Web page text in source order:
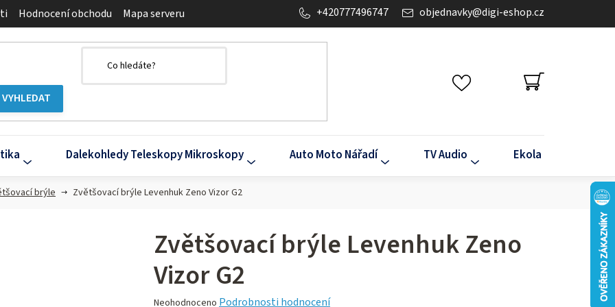
Hodnocení obchodu Mapa serveru objednavky@digi-eshop.cz
+420777496747
NÁKUPNÍ
KOŠÍK
Dalekohledy Teleskopy Mikroskopy Auto Moto Nářadí TV Audio Ekola
brýle Zvětšovací brýle Levenhuk Zeno Vizor G2
Zvětšovací brýle Levenhuk Zeno
Vizor G2
Průměrné
Neohodnoceno Podrobnosti hodnocení